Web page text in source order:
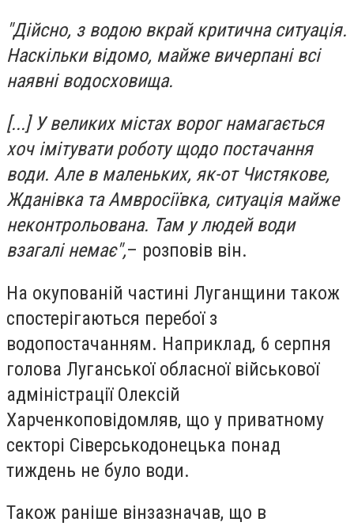
"Дійсно, з водою вкрай критична ситуація.
Наскільки відомо, майже вичерпані всі
наявні водосховища.
[...] У великих містах ворог намагається
хоч імітувати роботу щодо постачання
води. Але в маленьких, як-от Чистякове,
Жданівка та Амвросіївка, ситуація майже
неконтрольована. Там у людей води
взагалі немає",– розповів він.
На окупованій частині Луганщини також
спостерігаються перебої з
водопостачанням. Наприклад, 6 серпня
голова Луганської обласної військової
адміністрації Олексій
Харченкоповідомляв, що у приватному
секторі Сіверськодонецька понад
тиждень не було води.
Також раніше вінзазначав, що в